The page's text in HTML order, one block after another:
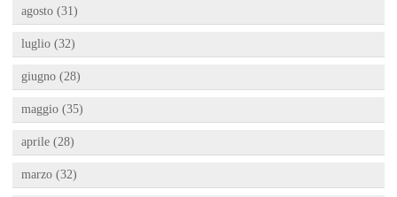
agosto (31)
luglio (32)
giugno (28)
maggio (35)
aprile (28)
marzo (32)